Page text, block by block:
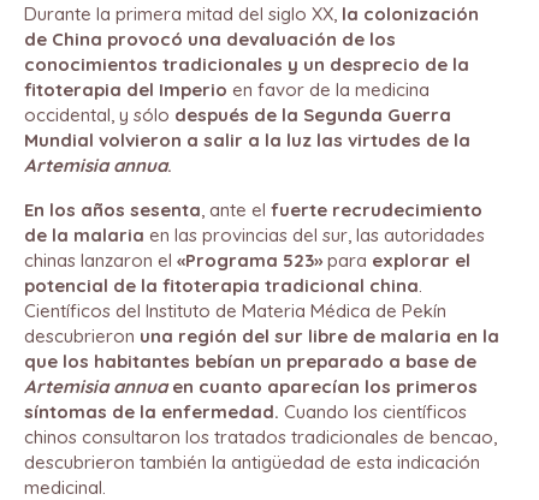
Durante la primera mitad del siglo XX, la colonización
de China provocó una devaluación de los
conocimientos tradicionales y un desprecio de la
fitoterapia del Imperio en favor de la medicina
occidental, y sólo después de la Segunda Guerra
Mundial volvieron a salir a la luz las virtudes de la
Artemisia annua.
En los años sesenta , ante el fuerte recrudecimiento
de la malaria en las provincias del sur, las autoridades
chinas lanzaron el «Programa 523» para explorar el
potencial de la fitoterapia tradicional china
Científicos del Instituto de Materia Médica de Pekín
descubrieron una región del sur libre de malaria en la
que los habitantes bebían un preparado a base de
Artemisia annuaen cuanto aparecían los primeros
síntomas de la enfermedad. Cuando los científicos
chinos consultaron los tratados tradicionales de bencao,
descubrieron también la antigüedad de esta indicación
medicinal.